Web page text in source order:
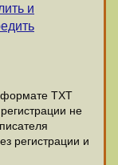
и
формате ТХТ
не
регистрации и